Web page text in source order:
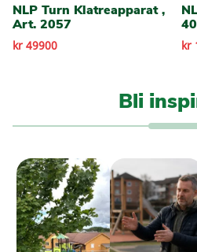
NLP Turn Klatreapparat ,
Art. 2057
kr 49900 kr
Bli